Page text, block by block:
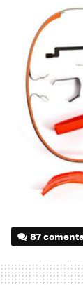
87